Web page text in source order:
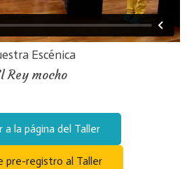
Escénica
Rey mocho
a la página del Taller
pre-registro al Taller